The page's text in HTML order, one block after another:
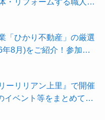
さん.com』がオススメ
「ひかり不動産」の厳選
8月)をご紹介！参加費
工場見学会』のご予約も
ーリリアン上里』で開催
イベント等をまとめてご